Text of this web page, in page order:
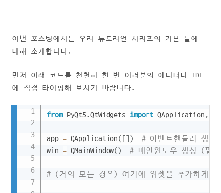
이번 포스팅에서는 우리 튜토리얼 시리즈의 기본 틀에
대해 소개합니다.
먼저 아래 코드를 천천히 한 번 여러분의 에디터나 IDE
에 직접 타이핑해 보시기 바랍니다.
from PyQt5.QtWidgets import QApplication ,
app = QApplication( [] )
# 이벤트핸들러 생
win = QMainWindow() # 메인윈도우 생성 (필
# (거의 모든 경우) 여기에 위젯을 추가하게 됨
Copy